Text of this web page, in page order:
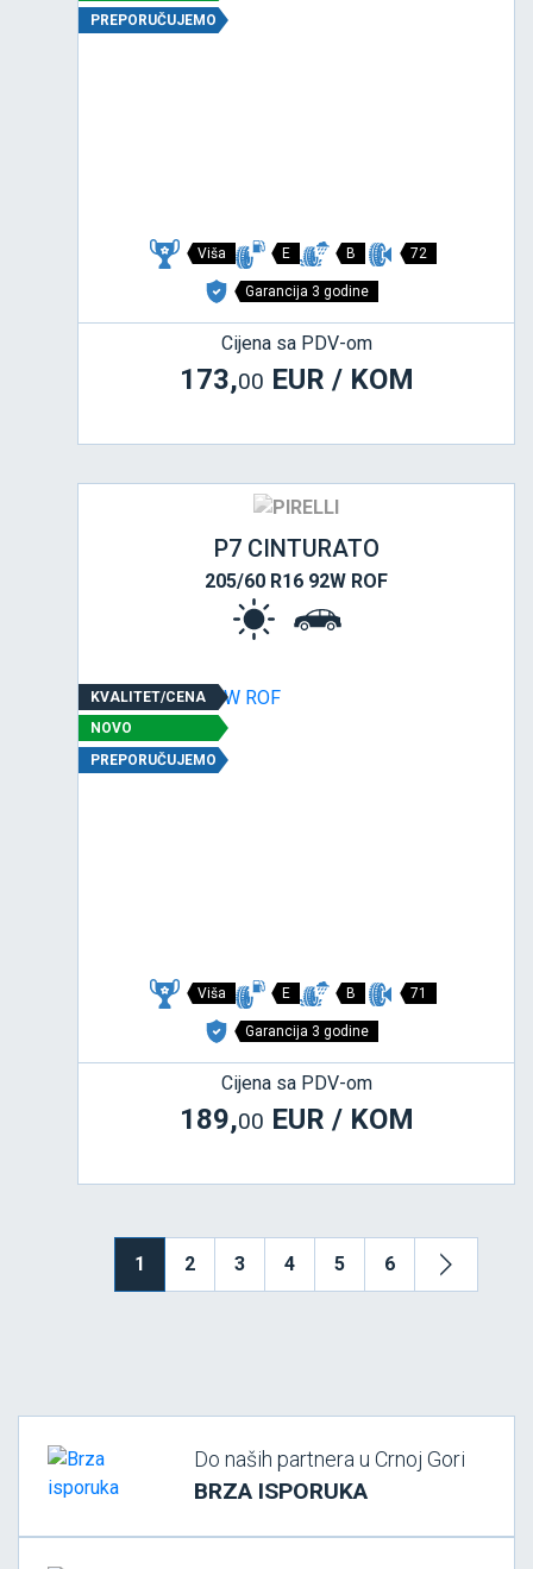
PREPORUČUJEMO
Viša E B 72
Garancija 3 godine
Cijena sa PDV-om
173,00 EUR / KOM
P7 CINTURATO
205/60 R16 92W ROF
KVALITET/CENA
NOVO
PREPORUČUJEMO
Viša E B 71
Garancija 3 godine
Cijena sa PDV-om
189,00 EUR / KOM
1 2 3 4 5 6
Do naših partnera u Crnoj Gori
BRZA ISPORUKA